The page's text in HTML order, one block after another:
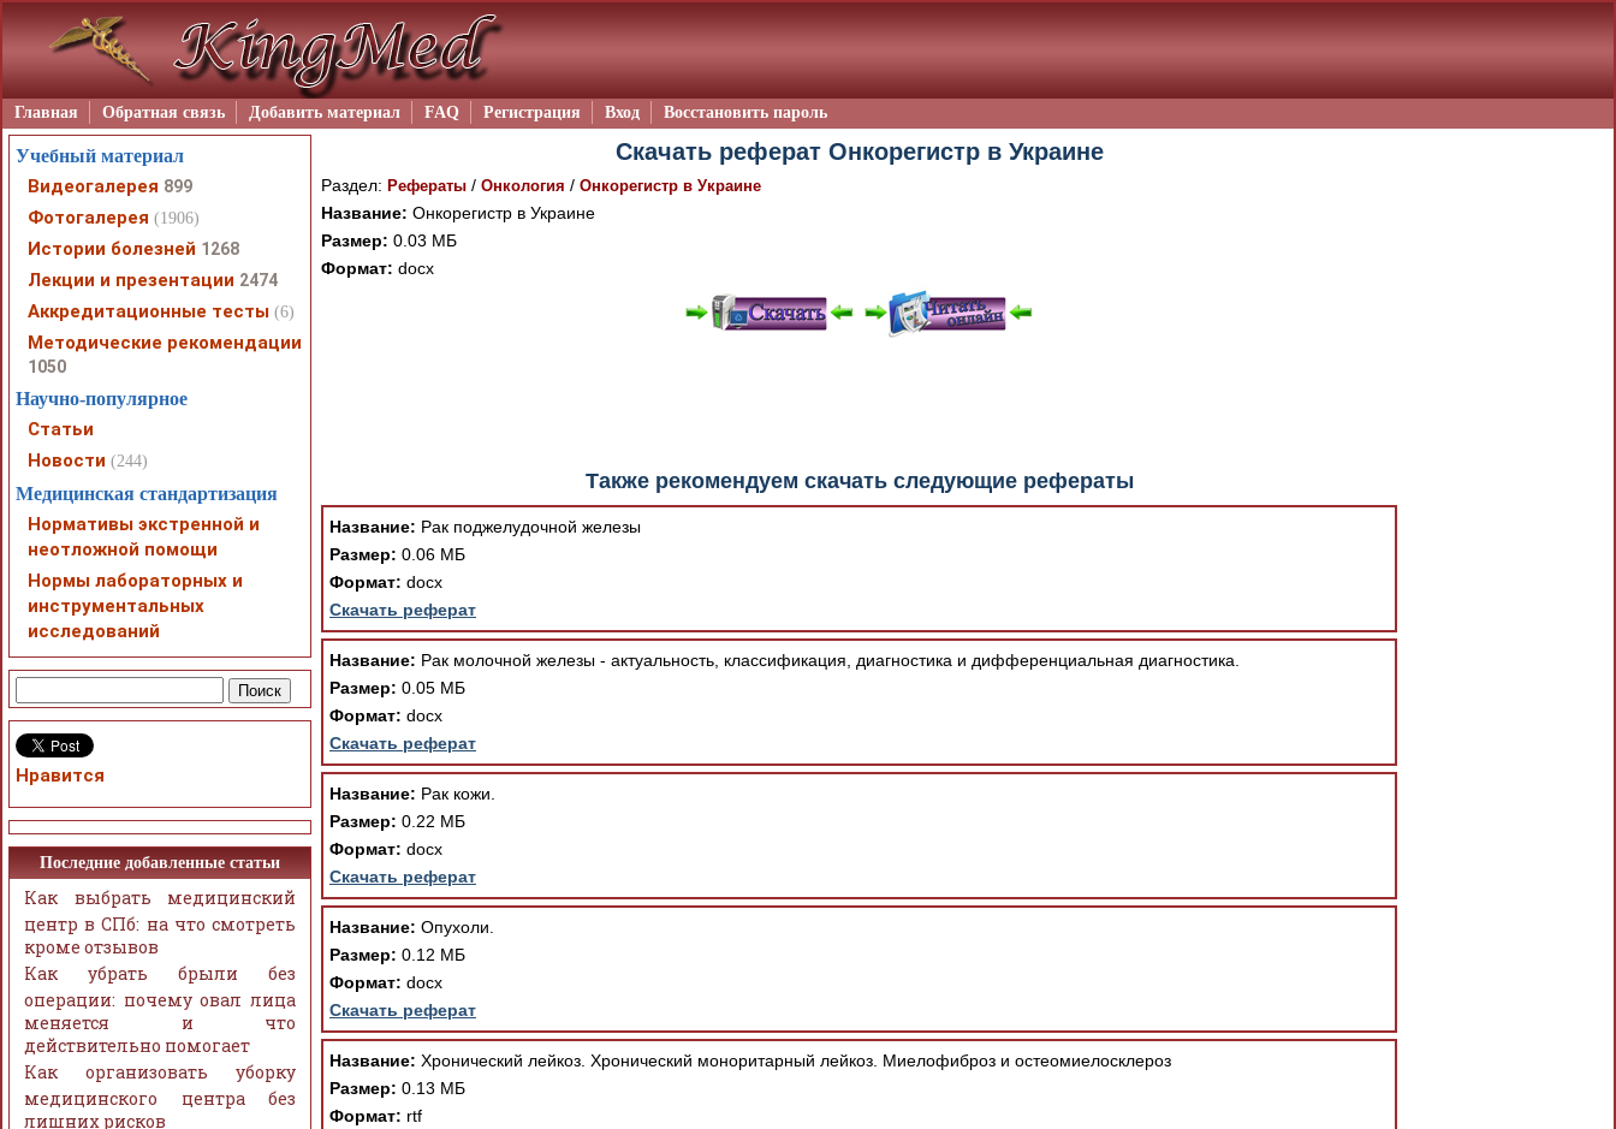
Главная Обратная связь Добавить материал FAQ Регистрация Вход Восстановить пароль
Скачать реферат Онкорегистр в Украине
Раздел: Рефераты / Онкология / Онкорегистр в Украине
Название: Онкорегистр в Украине
Размер: 0.03 МБ
Формат: docx
Также рекомендуем скачать следующие рефераты
Название: Рак поджелудочной железы
Размер: 0.06 МБ
Формат: docx
Скачать реферат
Название: Рак молочной железы - актуальность, классификация, диагностика и дифференциальная диагностика.
Размер: 0.05 МБ
Формат: docx
Скачать реферат
Название: Рак кожи.
Размер: 0.22 МБ
Формат: docx
Скачать реферат
Название: Опухоли.
Размер: 0.12 МБ
Формат: docx
Скачать реферат
Название: Хронический лейкоз. Хронический моноритарный лейкоз. Миелофиброз и остеомиелосклероз
Размер: 0.13 МБ
Формат: rtf
Учебный материал
Видеогалерея 899
Фотогалерея (1906)
Истории болезней 1268
Лекции и презентации 2474
Аккредитационные тесты (6)
Методические рекомендации
1050
Научно-популярное
Статьи
Новости (244)
Медицинская стандартизация
Нормативы экстренной и
неотложной помощи
Нормы лабораторных и
инструментальных
исследований
Нравится
Последние добавленные статьи
Как выбрать медицинский
центр в СПб: на что смотреть
кроме отзывов
Как убрать брыли без
операции: почему овал лица
меняется и что
действительно помогает
Как организовать уборку
медицинского центра без
лишних рисков